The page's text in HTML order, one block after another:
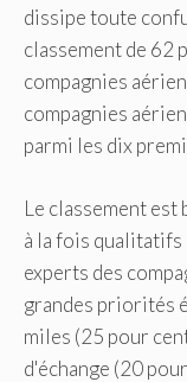
dissipe toute
classement de 62
compagnies
compagnies
parmi les dix
Le classement est
à la fois
experts des
grandes priorités
miles (25 pour
d'échange (20